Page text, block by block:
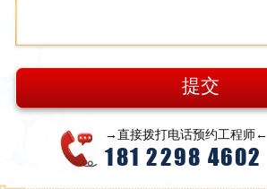
→直接拨打电话预约工程师←
181 2298 4602